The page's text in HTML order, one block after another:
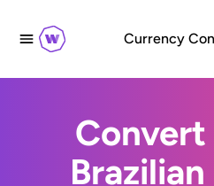
Currency